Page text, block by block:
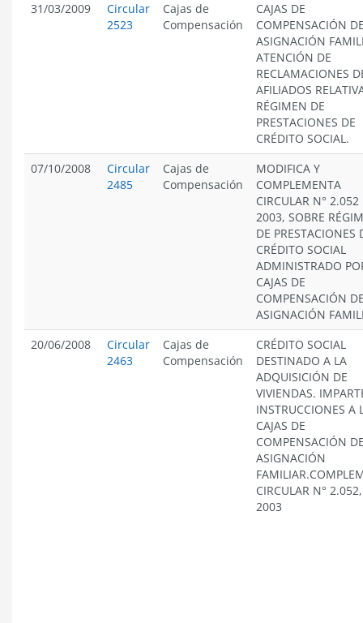
31/03/2009
Circular
2523
Cajas de
Compensación
CAJAS DE
COMPENSACIÓN
ASIGNACIÓN
ATENCIÓN DE
RECLAMACIONES
AFILIADOS
RÉGIMEN DE
PRESTACIONES DE
CRÉDITO SOCIAL.
07/10/2008
Circular
2485
Cajas de
Compensación
MODIFICA Y
COMPLEMENTA
CIRCULAR N° 2.052
2003, SOBRE
DE PRESTACIONES
CRÉDITO SOCIAL
ADMINISTRADO
CAJAS DE
COMPENSACIÓN
ASIGNACIÓN
20/06/2008
Circular
2463
Cajas de
Compensación
CRÉDITO SOCIAL
DESTINADO A LA
ADQUISICIÓN DE
VIVIENDAS.
INSTRUCCIONES A
CAJAS DE
COMPENSACIÓN
ASIGNACIÓN
CIRCULAR N°
2003